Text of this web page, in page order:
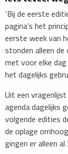
‘Bij de eerste
pagina’s het
eerste week van
stonden alleen de
met voor elke
het dagelijks
Uit een
agenda dagelijks
volgende edities
de oplage
gingen er alleen